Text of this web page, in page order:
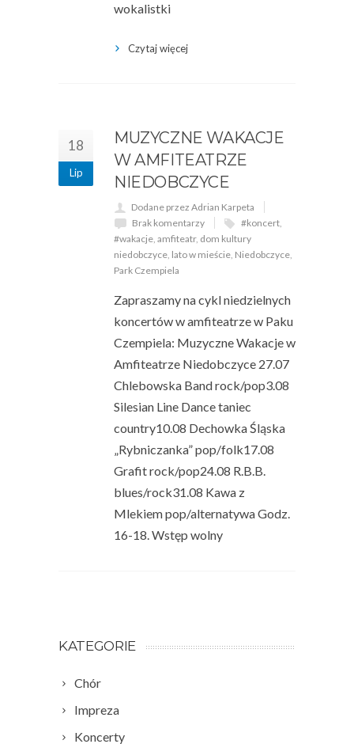
wokalistki
Czytaj więcej
18
Lip
MUZYCZNE WAKACJE
W AMFITEATRZE
NIEDOBCZYCE
Dodane przez Adrian Karpeta
Brak komentarzy
#koncert,
#wakacje, amfiteatr, dom kultury
niedobczyce, lato w mieście, Niedobczyce,
Park Czempiela
Zapraszamy na cykl niedzielnych
koncertów w amfiteatrze w Paku
Czempiela: Muzyczne Wakacje w
Amfiteatrze Niedobczyce 27.07
Chlebowska Band rock/pop3.08
Silesian Line Dance taniec
country10.08 Dechowka Śląska
„Rybniczanka” pop/folk17.08
Grafit rock/pop24.08 R.B.B.
blues/rock31.08 Kawa z
Mlekiem pop/alternatywa Godz.
16-18. Wstęp wolny
KATEGORIE
Chór
Impreza
Koncerty